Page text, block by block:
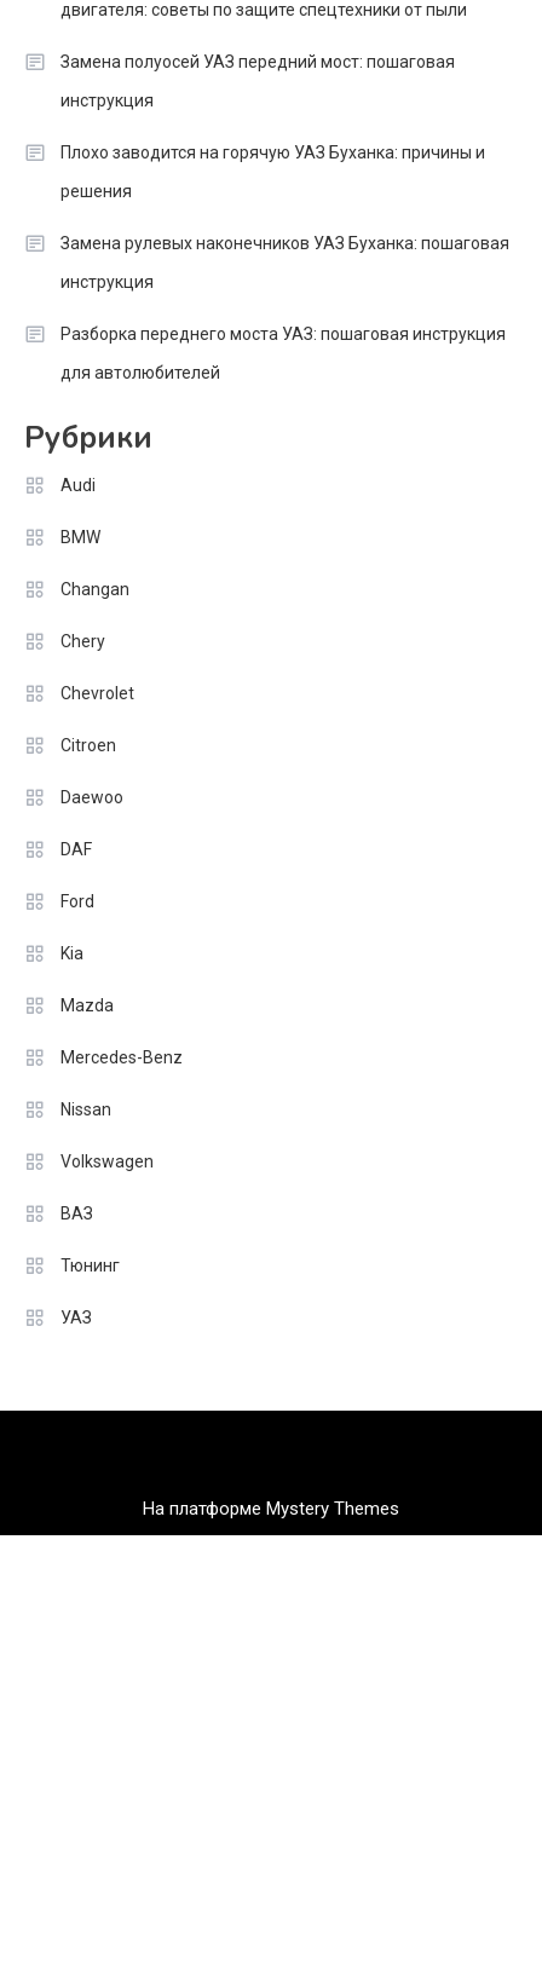
двигателя: советы по защите спецтехники от пыли
Замена полуосей УАЗ передний мост: пошаговая
инструкция
Плохо заводится на горячую УАЗ Буханка: причины и
решения
Замена рулевых наконечников УАЗ Буханка: пошаговая
инструкция
Разборка переднего моста УАЗ: пошаговая инструкция
для автолюбителей
Рубрики
Audi
BMW
Changan
Chery
Chevrolet
Citroen
Daewoo
DAF
Ford
Kia
Mazda
Mercedes-Benz
Nissan
Volkswagen
ВАЗ
Тюнинг
УАЗ
На платформе Mystery Themes